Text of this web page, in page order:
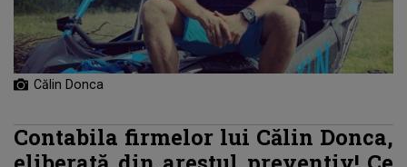
Călin Donca
Contabila firmelor lui Călin Donca,